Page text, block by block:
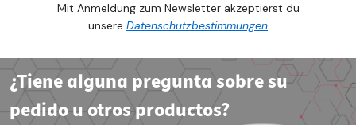
Mit Anmeldung zum Newsletter akzeptierst du
unsere Datenschutzbestimmungen
¿Tiene alguna pregunta sobre su
pedido u otros productos?